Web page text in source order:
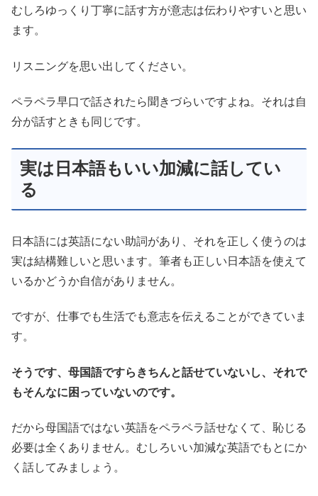
むしろゆっくり丁寧に話す方が意志は伝わりやすいと思い
ます。
リスニングを思い出してください。
ペラペラ早口で話されたら聞きづらいですよね。それは自
分が話すときも同じです。
実は日本語もいい加減に話してい
る
日本語には英語にない助詞があり、それを正しく使うのは
実は結構難しいと思います。筆者も正しい日本語を使えて
いるかどうか自信がありません。
ですが、仕事でも生活でも意志を伝えることができていま
す。
そうです、母国語ですらきちんと話せていないし、それで
もそんなに困っていないのです。
だから母国語ではない英語をペラペラ話せなくて、恥じる
必要は全くありません。むしろいい加減な英語でもとにか
く話してみましょう。